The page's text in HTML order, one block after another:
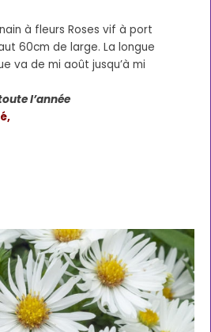
nain à fleurs Roses vif à port
60cm de large. La longue
va de mi août jusqu’à mi
l’année